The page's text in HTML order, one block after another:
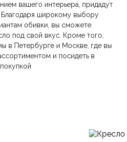
вашего интерьера, придадут
Благодаря широкому выбору
обивки, вы сможете
под свой вкус. Кроме того,
в Петербурге и Москве, где вы
и посидеть в
670х660х710 мм.
На металлических ножках,
С мягким сиденьем
— быстрая и безопасная через
опыте и выражает моё личное